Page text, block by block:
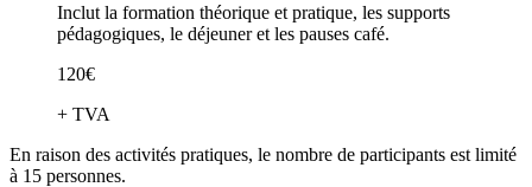
Inclut la formation théorique et pratique, les supports
pédagogiques, le déjeuner et les pauses café.
120€
+ TVA
En raison des activités pratiques, le nombre de participants est limité
à 15 personnes.